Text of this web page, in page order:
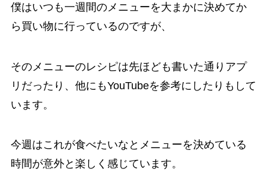
僕はいつも一週間のメニューを大まかに決めてか
ら買い物に行っているのですが、
そのメニューのレシピは先ほども書いた通りアプ
リだったり、他にもYouTubeを参考にしたりもして
います。
今週はこれが食べたいなとメニューを決めている
時間が意外と楽しく感じています。